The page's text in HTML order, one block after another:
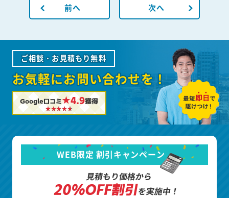
前へ 次へ
ご相談・お見積もり無料
お気軽にお問い合わせを！
Google口コミ★4.9獲得
WEB限定 割引キャンペーン
見積もり価格から
20%OFF割引を実施中！